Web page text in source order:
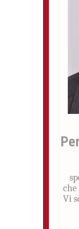
che
Vi